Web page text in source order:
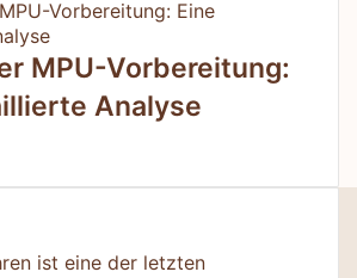
MPU-Vorbereitung:
Analyse
ist eine der letzten